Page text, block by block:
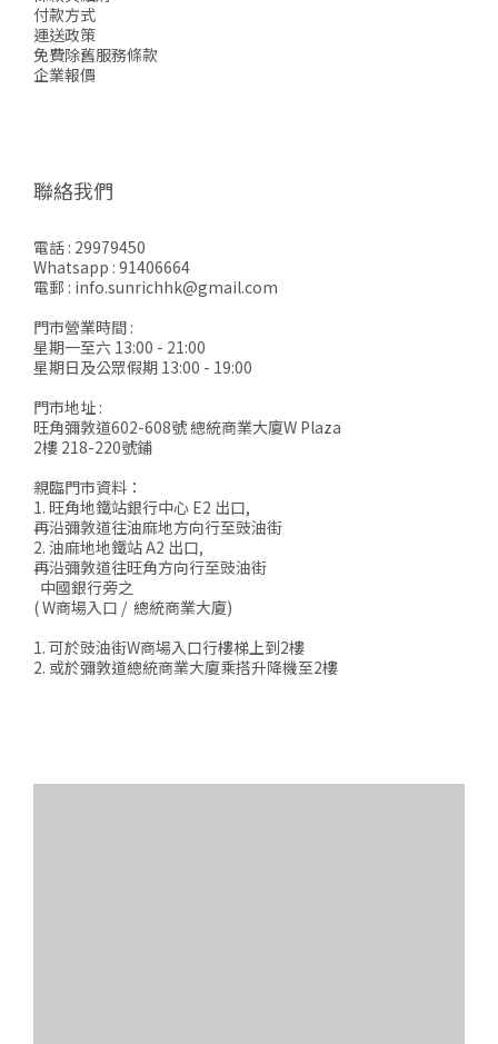
付款方式
運送政策
免費除舊服務條款
企業報價
聯絡我們
電話 : 29979450
Whatsapp : 91406664
電郵 : info.sunrichhk@gmail.com
門市營業時間 :
星期一至六 13:00 - 21:00
星期日及公眾假期 13:00 - 19:00
門市地址 :
旺角彌敦道602-608號 總統商業大廈W Plaza
2樓 218-220號鋪
親臨門市資料：
1. 旺角地鐵站銀行中心 E2 出口,
再沿彌敦道往油麻地方向行至豉油街
2. 油麻地地鐵站 A2 出口,
再沿彌敦道往旺角方向行至豉油街
中國銀行旁之
( W商場入口 / 總統商業大廈)
1. 可於豉油街W商場入口行樓梯上到2樓
2. 或於彌敦道總統商業大廈乘搭升降機至2樓